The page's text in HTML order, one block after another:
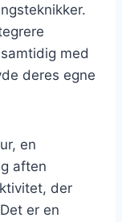
med
deres egne
en
aften
der
er en